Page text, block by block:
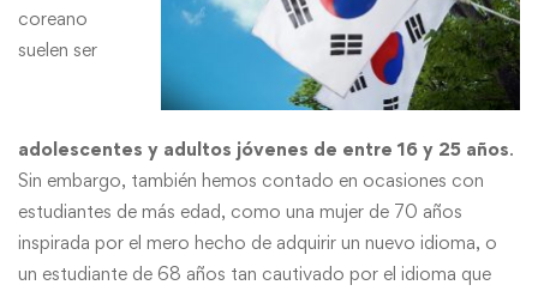
coreano
suelen ser
adolescentes y adultos jóvenes de entre 16 y 25 años.
Sin embargo, también hemos contado en ocasiones con
estudiantes de más edad, como una mujer de 70 años
inspirada por el mero hecho de adquirir un nuevo idioma, o
un estudiante de 68 años tan cautivado por el idioma que